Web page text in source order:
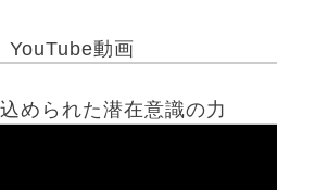
YouTube動画
められた潜在意識の力